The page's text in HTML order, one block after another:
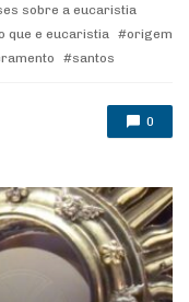
sobre a eucaristia
que e eucaristia
origem
santos
0